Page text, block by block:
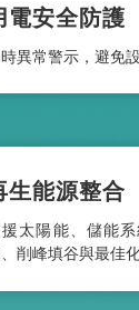
電安全防護
異常警示，避免
生能源整合
太陽能、儲能
削峰填谷與最佳